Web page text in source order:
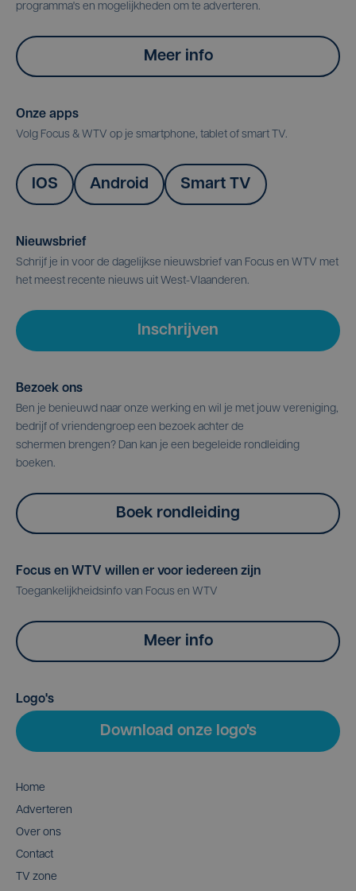
programma's en mogelijkheden om te adverteren.
Meer info
Onze apps
Volg Focus & WTV op je smartphone, tablet of smart TV.
IOS Android Smart TV
Nieuwsbrief
Schrijf je in voor de dagelijkse nieuwsbrief van Focus en WTV met
het meest recente nieuws uit West-Vlaanderen.
Inschrijven
Bezoek ons
Ben je benieuwd naar onze werking en wil je met jouw vereniging,
bedrijf of vriendengroep een bezoek achter de
schermen brengen? Dan kan je een begeleide rondleiding
boeken.
Boek rondleiding
Focus en WTV willen er voor iedereen zijn
Toegankelijkheidsinfo van Focus en WTV
Meer info
Logo's
Download onze logo's
Home
Adverteren
Over ons
Contact
TV zone